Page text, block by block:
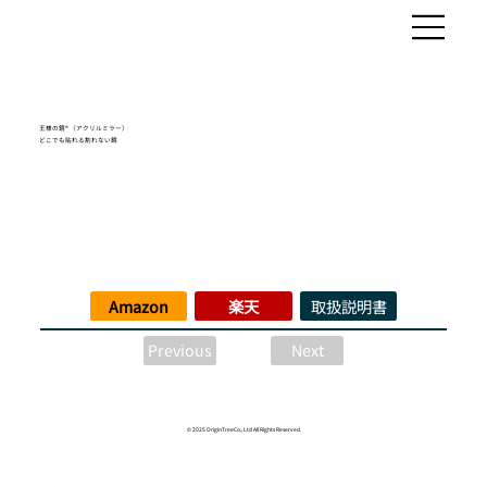
王様の鏡®︎ （アクリルミラー）
どこでも貼れる割れない鏡
Amazon 楽天 取扱説明書
Previous Next
© 2025 OriginTreeCo., Ltd All Rights Reserved.